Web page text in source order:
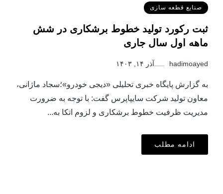
صنایع قطعه سازی
ثبت رکورد تولید خطوط برشکاری در شش
ماهه اول سال جاری
hadimoayed آذر ۱۴, ۱۴۰۳
به گزارش پایگاه خبری تحلیلی «دیجی خودرو»؛سجاد ماژانی،
معاون تولید شرکت سایپاپرس گفت: با توجه به ضرورت
مدیریت ظرفیت خطوط برشکاری و لزوم اتکا به...
ادامه مطلب